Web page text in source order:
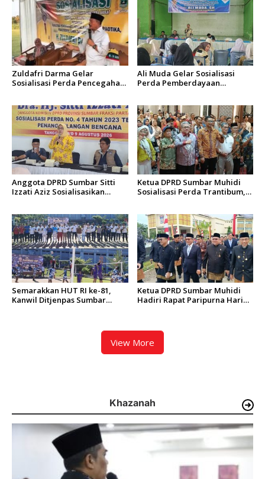
s
Zuldafri Darma Gelar
Sosialisasi Perda Pencegahan
Ali Muda Gelar Sosialisasi
Perda Pemberdayaan
Lembah Melintang Pasbar
Anggota DPRD Sumbar Sitti
Izzati Aziz Sosialisasikan
Ketaping
Ketua DPRD Sumbar Muhidi
Sosialisasi Perda Trantibum,
Semarakkan HUT RI ke-81,
Kanwil Ditjenpas Sumbar
Ketua DPRD Sumbar Muhidi
Hadiri Rapat Paripurna Hari
View More
Khazanah